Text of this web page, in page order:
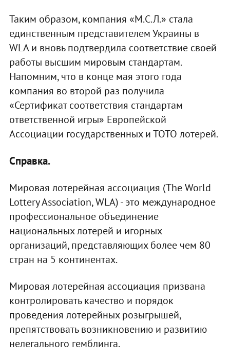
Таким образом, компания «М.С.Л.» стала
единственным представителем Украины в
WLA и вновь подтвердила соответствие своей
работы высшим мировым стандартам.
Напомним, что в конце мая этого года
компания во второй раз получила
«Сертификат соответствия стандартам
ответственной игры» Европейской
Ассоциации государственных и ТОТО лотерей.
Справка.
Мировая лотерейная ассоциация (The World
Lottery Association, WLA) - это международное
профессиональное объединение
национальных лотерей и игорных
организаций, представляющих более чем 80
стран на 5 континентах.
Мировая лотерейная ассоциация призвана
контролировать качество и порядок
проведения лотерейных розыгрышей,
препятствовать возникновению и развитию
нелегального гемблинга.